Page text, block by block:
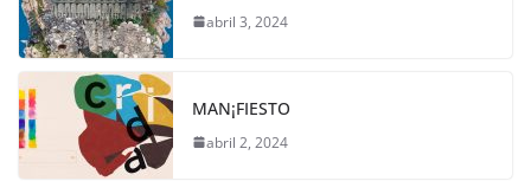
abril 3, 2024
MAN¡FIESTO
abril 2, 2024